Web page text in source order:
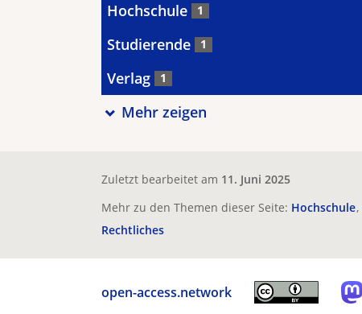
Hochschule 1
Studierende 1
Verlag 1
Mehr zeigen
Zuletzt bearbeitet am 11. Juni 2025
Mehr zu den Themen dieser Seite: Hochschule
Rechtliches
open-access.network